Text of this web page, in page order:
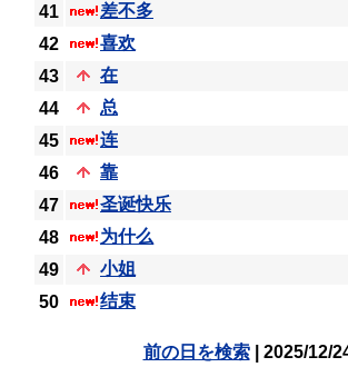
41
差不多
42
喜欢
43
在
44
总
45
连
46
靠
47
圣诞快乐
48
为什么
49
小姐
50
结束
前の日を検索| 2025/12/